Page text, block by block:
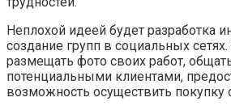
Неплохой идеей будет разработка
создание групп в социальных
размещать фото своих работ,
потенциальными клиентами,
возможность осуществить покупку